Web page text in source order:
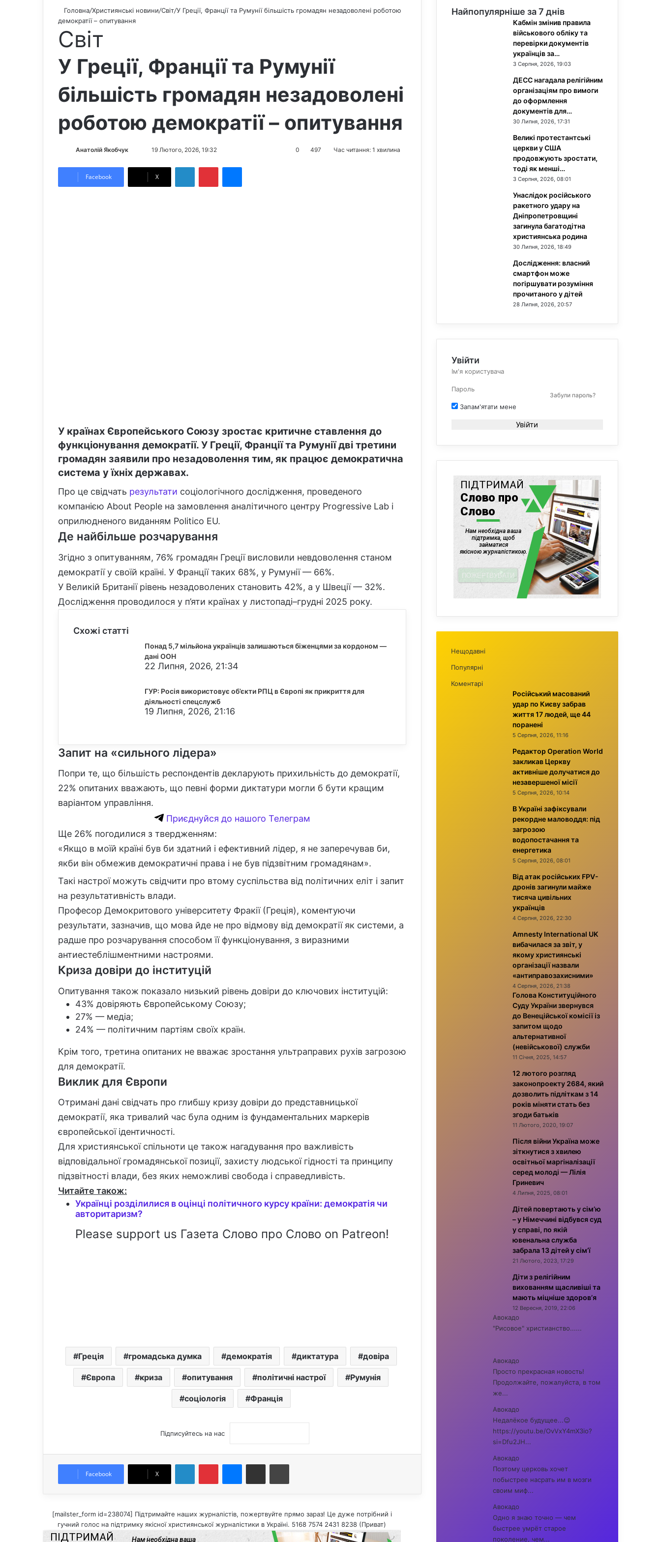
Головна/Християнські новини/Світ/У Греції, Франції та Румунії більшість громадян незадоволені роботою
демократії – опитування
Світ
У Греції, Франції та Румунії
більшість громадян незадоволені
роботою демократії – опитування
Анатолій Якобчук
l d
19 Лютого, 2026, 19:32 0 497 Час читання: 1 хвилина
Facebook X
У країнах Європейського Союзу зростає критичне ставлення до
функціонування демократії. У Греції, Франції та Румунії дві третини
громадян заявили про незадоволення тим, як працює демократична
система у їхніх державах.
Про це свідчать результати соціологічного дослідження, проведеного
компанією About People на замовлення аналітичного центру Progressive Lab і
оприлюдненого виданням Politico EU.
Де найбільше розчарування
Згідно з опитуванням, 76% громадян Греції висловили невдоволення станом
демократії у своїй країні. У Франції таких 68%, у Румунії — 66%.
У Великій Британії рівень незадоволених становить 42%, а у Швеції — 32%.
Дослідження проводилося у п’яти країнах у листопаді–грудні 2025 року.
Схожі статті
Понад 5,7 мільйона українців залишаються біженцями за кордоном —
дані ООН
22 Липня, 2026, 21:34
ГУР: Росія використовує об’єкти РПЦ в Європі як прикриття для
діяльності спецслужб
19 Липня, 2026, 21:16
Запит на «сильного лідера»
Попри те, що більшість респондентів декларують прихильність до демократії,
22% опитаних вважають, що певні форми диктатури могли б бути кращим
варіантом управління.
Приєднуйся до нашого Телеграм
Ще 26% погодилися з твердженням:
«Якщо в моїй країні був би здатний і ефективний лідер, я не заперечував би,
якби він обмежив демократичні права і не був підзвітним громадянам».
Такі настрої можуть свідчити про втому суспільства від політичних еліт і запит
на результативність влади.
Професор Демокритового університету Фракії (Греція), коментуючи
результати, зазначив, що мова йде не про відмову від демократії як системи, а
радше про розчарування способом її функціонування, з виразними
антиестеблішментними настроями.
Криза довіри до інституцій
Опитування також показало низький рівень довіри до ключових інституцій:
43% довіряють Європейському Союзу;
27% — медіа;
24% — політичним партіям своїх країн.
Крім того, третина опитаних не вважає зростання ультраправих рухів загрозою
для демократії.
Виклик для Європи
Отримані дані свідчать про глибшу кризу довіри до представницької
демократії, яка тривалий час була одним із фундаментальних маркерів
європейської ідентичності.
Для християнської спільноти це також нагадування про важливість
відповідальної громадянської позиції, захисту людської гідності та принципу
підзвітності влади, без яких неможливі свобода і справедливість.
Читайте також:
Українці розділилися в оцінці політичного курсу країни: демократія чи
авторитаризм?
Please support us Газета Слово про Слово on Patreon!
Греція громадська думка демократія диктатура довіра
Європа криза опитування політичні настрої Румунія
соціологія Франція
Підписуйтесь на нас
Facebook X
Поділитися електронною поштою
[mailster_form id=238074] Підтримайте наших журналістів, пожертвуйте прямо зараз! Це дуже потрібний і
гучний голос на підтримку якісної християнської журналістики в Україні. 5168 7574 2431 8238 (Приват)
Найпопулярніше за 7 днів
Кабмін змінив правила
військового обліку та
перевірки документів
українців за…
3 Серпня, 2026, 19:03
ДЕСС нагадала релігійним
організаціям про вимоги
до оформлення
документів для…
30 Липня, 2026, 17:31
Великі протестантські
церкви у США
продовжують зростати,
тоді як менші…
3 Серпня, 2026, 08:01
Унаслідок російського
ракетного удару на
Дніпропетровщині
загинула багатодітна
християнська родина
30 Липня, 2026, 18:49
Дослідження: власний
смартфон може
погіршувати розуміння
прочитаного у дітей
28 Липня, 2026, 20:57
Увійти
Забули пароль?
Запам'ятати мене
Увійти
Нещодавні
Популярні
Коментарі
Російський масований
удар по Києву забрав
життя 17 людей, ще 44
поранені
5 Серпня, 2026, 11:16
Редактор Operation World
закликав Церкву
активніше долучатися до
незавершеної місії
5 Серпня, 2026, 10:14
В Україні зафіксували
рекордне маловоддя: під
загрозою
водопостачання та
енергетика
5 Серпня, 2026, 08:01
Від атак російських FPV-
дронів загинули майже
тисяча цивільних
українців
4 Серпня, 2026, 22:30
Amnesty International UK
вибачилася за звіт, у
якому християнські
організації назвали
«антиправозахисними»
4 Серпня, 2026, 21:38
Голова Конституційного
Суду України звернувся
до Венеційської комісії із
запитом щодо
альтернативної
(невійськової) служби
11 Січня, 2025, 14:57
12 лютого розгляд
законопроекту 2684, який
дозволить підліткам з 14
років міняти стать без
згоди батьків
11 Лютого, 2020, 19:07
Після війни Україна може
зіткнутися з хвилею
освітньої маргіналізації
серед молоді — Лілія
Гриневич
4 Липня, 2025, 08:01
Дітей повертають у сім’ю
– у Німеччині відбувся суд
у справі, по якій
ювенальна служба
забрала 13 дітей у сім’ї
21 Лютого, 2023, 17:29
Діти з релігійним
вихованням щасливіші та
мають міцніше здоров’я
12 Вересня, 2019, 22:06
Авокадо
"Рисовое" христианство......
Авокадо
Просто прекрасная новость!
Продолжайте, пожалуйста, в том
же...
Авокадо
Недалёкое будущее...😉
https://youtu.be/OvVxY4mX3io?
si=Dfu2JH...
Авокадо
Поэтому церковь хочет
побыстрее насрать им в мозги
своим миф...
Авокадо
Одно я знаю точно — чем
быстрее умрёт старое
поколение, чем...